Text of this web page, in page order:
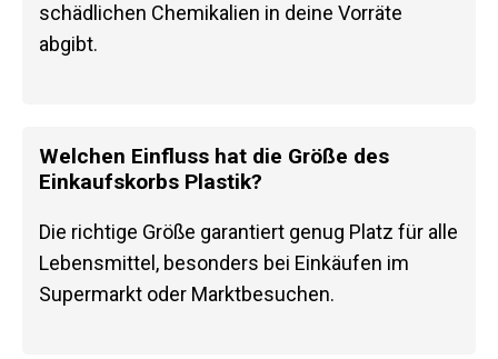
schädlichen Chemikalien in deine Vorräte
abgibt.
Welchen Einfluss hat die Größe des
Einkaufskorbs Plastik?
Die richtige Größe garantiert genug Platz für alle
Lebensmittel, besonders bei Einkäufen im
Supermarkt oder Marktbesuchen.